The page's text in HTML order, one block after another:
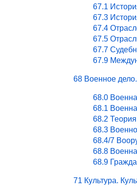
67.1
67.3
67.4
67.5
67.7
67.9
68 Военное
68.0
68.1
68.2 Теория
68.3
68.4/7
68.8
68.9
71 Культура.